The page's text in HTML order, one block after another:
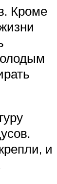
Кроме
и